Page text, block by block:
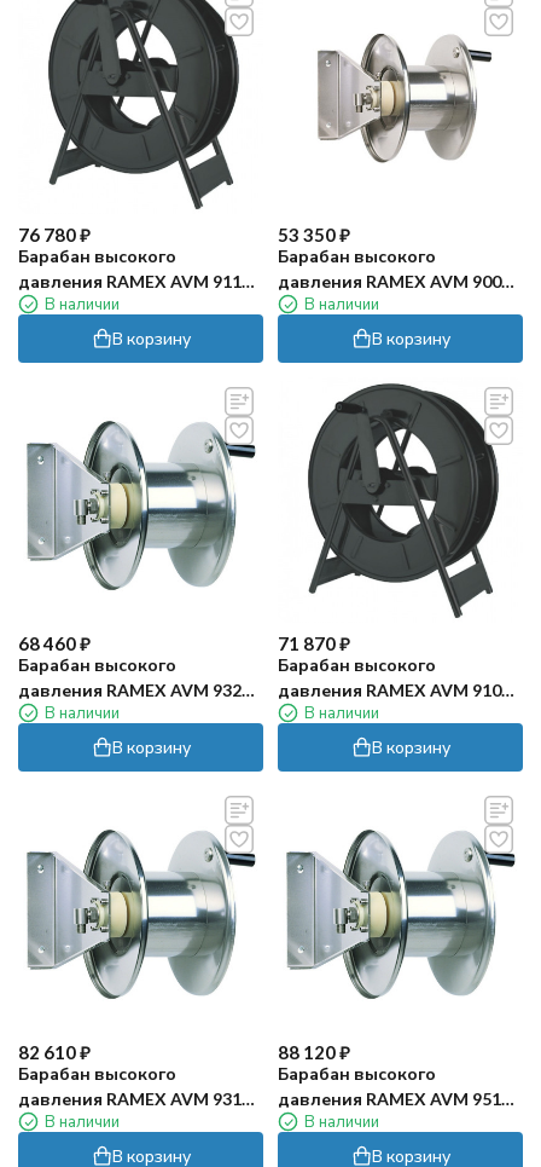
76 780₽
Барабан высокого
давления RAMEX AVM 9110
FE (200бар, 100м, окраш)
В наличии
В корзину
53 350₽
Барабан высокого
давления RAMEX AVM 9000
(200бар, 20м, нерж)
В наличии
В корзину
68 460₽
Барабан высокого
давления RAMEX AVM 9320
(100бар, 20м, нерж)
В наличии
В корзину
71 870₽
Барабан высокого
давления RAMEX AVM 9100
FE (200бар, 60м, окраш)
В наличии
В корзину
82 610₽
Барабан высокого
давления RAMEX AVM 9310
(200бар, 50м, нерж)
В наличии
В корзину
88 120₽
Барабан высокого
давления RAMEX AVM 9510
(200бар, 70м, нерж)
В наличии
В корзину